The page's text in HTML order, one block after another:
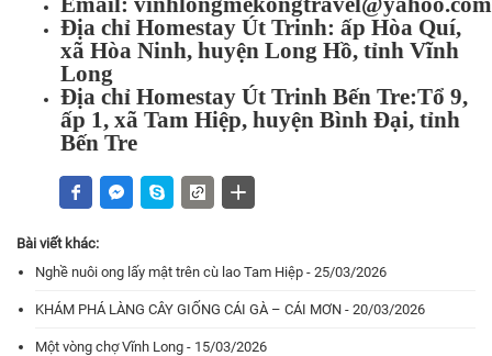
Địa chỉ Homestay Út Trinh: ấp Hòa Quí,
xã Hòa Ninh, huyện Long Hồ, tỉnh Vĩnh
Long
Địa chỉ Homestay Út Trinh Bến Tre:Tổ 9,
ấp 1, xã Tam Hiệp, huyện Bình Đại, tỉnh
Bến Tre
Bài viết khác:
Nghề nuôi ong lấy mật trên cù lao Tam Hiệp - 25/03/2026
KHÁM PHÁ LÀNG CÂY GIỐNG CÁI GÀ – CÁI MƠN - 20/03/2026
Một vòng chợ Vĩnh Long - 15/03/2026